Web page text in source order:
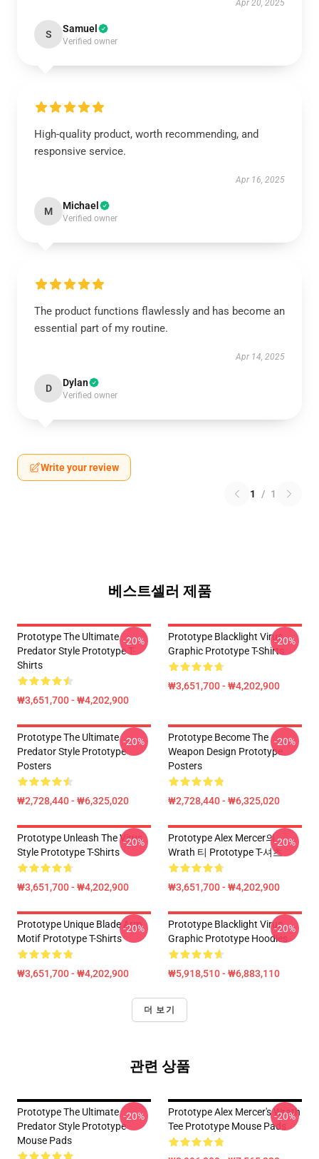
Apr 20, 2025
S Samuel
Verified owner
High-quality product, worth recommending, and
responsive service.
Apr 16, 2025
M Michael
Verified owner
The product functions flawlessly and has become an
essential part of my routine.
Apr 14, 2025
D Dylan
Verified owner
Write your review
1 / 1
베스트셀러 제품
Prototype The Ultimate
Predator Style Prototype T-
Shirts
₩3,651,700 - ₩4,202,900
-20%
Prototype Blacklight Virus
Graphic Prototype T-Shirts
₩3,651,700 - ₩4,202,900
-20%
Prototype The Ultimate
Predator Style Prototype
Posters
₩2,728,440 - ₩6,325,020
-20%
Prototype Become The
Weapon Design Prototype
Posters
₩2,728,440 - ₩6,325,020
-20%
Prototype Unleash The Virus
Style Prototype T-Shirts
₩3,651,700 - ₩4,202,900
-20%
Prototype Alex Mercer의
Wrath 티 Prototype T-셔츠
₩3,651,700 - ₩4,202,900
-20%
Prototype Unique Blade Arm
Motif Prototype T-Shirts
₩3,651,700 - ₩4,202,900
-20%
Prototype Blacklight Virus
Graphic Prototype Hoodies
₩5,918,510 - ₩6,883,110
-20%
더 보기
관련 상품
Prototype The Ultimate
Predator Style Prototype
Mouse Pads
-20%
Prototype Alex Mercer's Wrath
Tee Prototype Mouse Pads
-20%